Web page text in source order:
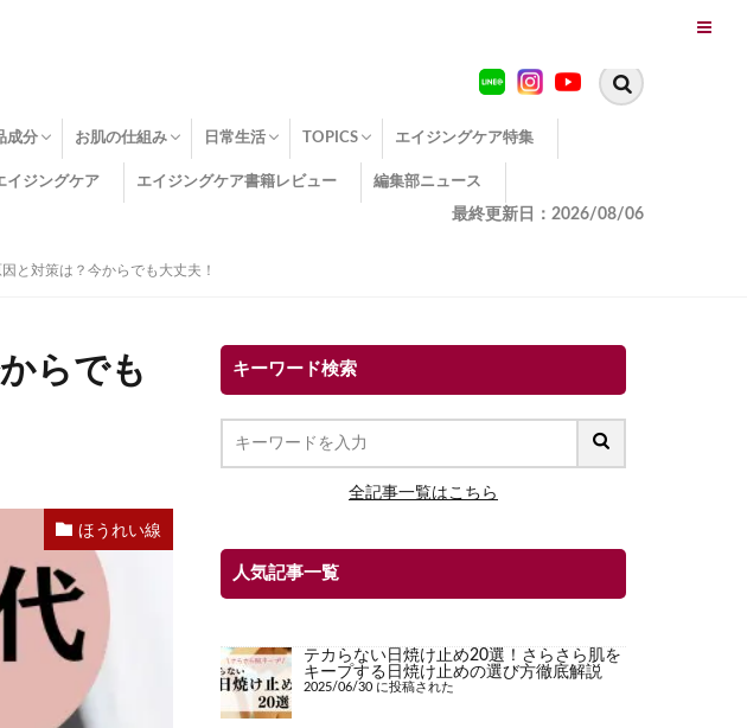
成分
(成分)
お肌の仕組み
エイジング
ターンオーバー
皮下組織
表皮
真皮
表皮常在菌
女性ホルモン
その他
日常生活
糖化
便秘
TOPICS
エイジングケア TOPICS
コラーゲンサプリの効果
エイジングケアクイズ
季節別のエイジングケア
幸福とエイジングケア
温活でアンチエイジング
イオン導入
エイジングケア3つのポイント
エイジングケアセミナー
エイジングケアトピックス
動画でみるエイジングケア
エイジングケア特集
イジングケア エイジングケア書籍レビュー 編集部ニュース
最終更新日：2026/08/06
と対策は？今からでも大丈夫！
らでも
ほうれい線
キーワード検索
全記事一覧はこちら
人気記事一覧
テカらない日焼け止め20選！さらさら肌を
キープする日焼け止めの選び方徹底解説
2025/06/30 に投稿された